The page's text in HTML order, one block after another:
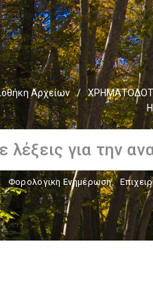
Αρχείων /
Φορολογικη Ενημέρωση,